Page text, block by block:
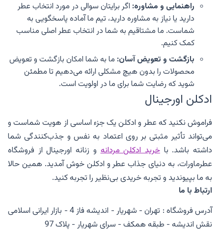
راهنمایی و مشاوره: اگر برایتان سوالی در مورد انتخاب عطر
دارید یا نیاز به مشاوره دارید، تیم ما آماده پاسخگویی به
شماست. ما مشتاقیم به شما در انتخاب عطر اصلی مناسب
کمک کنیم.
بازگشت و تعویض آسان: ما به شما امکان بازگشت و تعویض
محصولات را بدون هیچ مشکلی ارائه می‌دهیم تا مطمئن
شوید که رضایت شما برای ما در اولویت است.
ادکلن اورجینال
فراموش نکنید که عطر و ادکلن یک جزء اساسی از هویت شماست و
می‌تواند تأثیر مثبتی بر روی اعتماد به نفس و جذب‌کنندگی شما
داشته باشد. باخرید ادکلن مردانهو زنانه اورجینال از فروشگاه
عطرماورات، به دنیای جذاب عطر و ادکلن خوش آمدید. همین حالا
به ما بپیوندید و تجربه خریدی بی‌نظیر را تجربه کنید.
ارتباط با ما
آدرس فروشگاه : تهران - شهریار - اندیشه فاز 4 - بازار ایرانی اسلامی
نقش اندیشه - طبقه همکف - سرای شهریار - پلاک 97